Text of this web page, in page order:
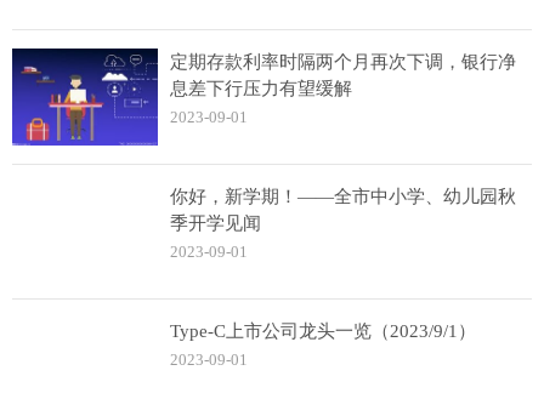
定期存款利率时隔两个月再次下调，银行净
息差下行压力有望缓解
2023-09-01
你好，新学期！——全市中小学、幼儿园秋
季开学见闻
2023-09-01
Type-C上市公司龙头一览（2023/9/1）
2023-09-01